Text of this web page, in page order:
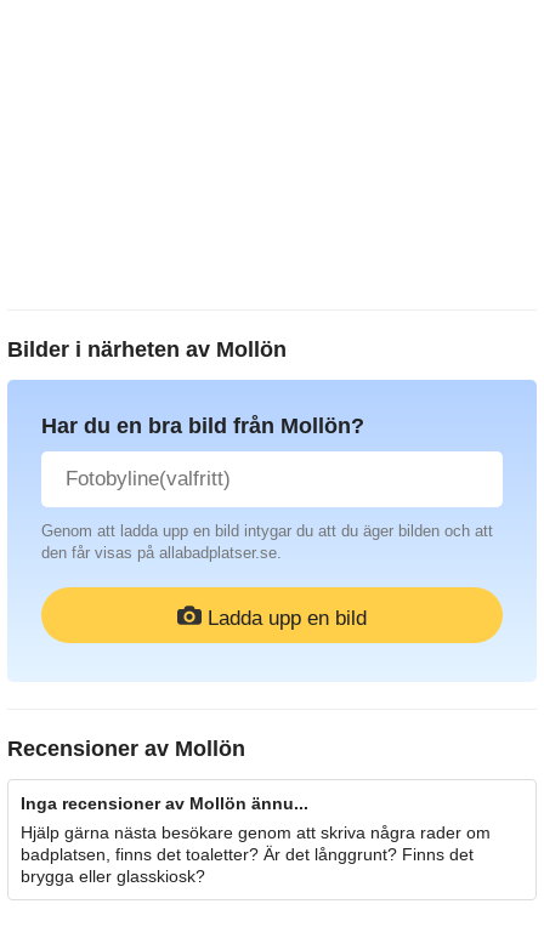
Bilder i närheten av Mollön
Har du en bra bild från Mollön?
Genom att ladda upp en bild intygar du att du äger bilden och att
den får visas på allabadplatser.se.
Ladda upp en bild
Recensioner av Mollön
Inga recensioner av Mollön ännu...
Hjälp gärna nästa besökare genom att skriva några rader om
badplatsen, finns det toaletter? Är det långgrunt? Finns det
brygga eller glasskiosk?